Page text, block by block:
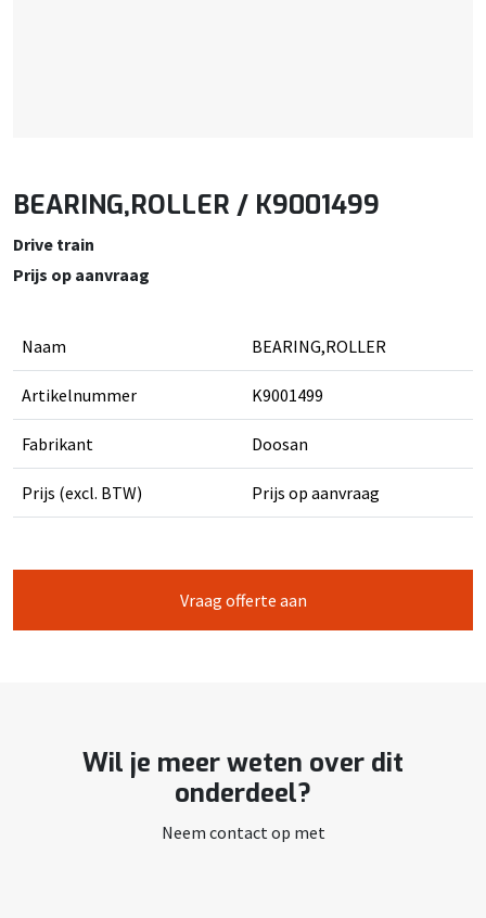
BEARING,ROLLER / K9001499
Drive train
Prijs op aanvraag
Naam BEARING,ROLLER
Artikelnummer K9001499
Fabrikant Doosan
Prijs (excl. BTW) Prijs op aanvraag
Vraag offerte aan
Wil je meer weten over dit
onderdeel?
Neem contact op met